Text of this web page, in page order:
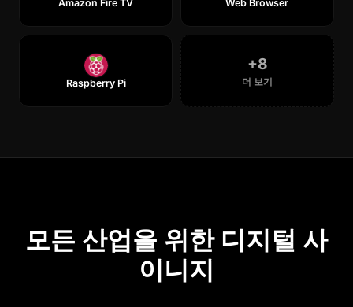
Amazon Fire TV Web Browser
Raspberry Pi
+8
더 보기
모든 산업을 위한 디지털 사
이니지